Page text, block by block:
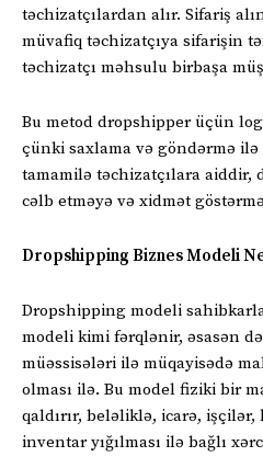
təchizatçılardan alır. Sifariş
müvafiq təchizatçıya sifarişin
təchizatçı məhsulu birbaşa
Bu metod dropshipper üçün
çünki saxlama və göndərmə
tamamilə təchizatçılara aiddir,
cəlb etməyə və xidmət
Dropshipping Biznes Modeli
Dropshipping modeli
modeli kimi fərqlənir, əsasən
müəssisələri ilə müqayisədə
olması ilə. Bu model fiziki bir
qaldırır, beləliklə, icarə,
inventar yığılması ilə bağlı